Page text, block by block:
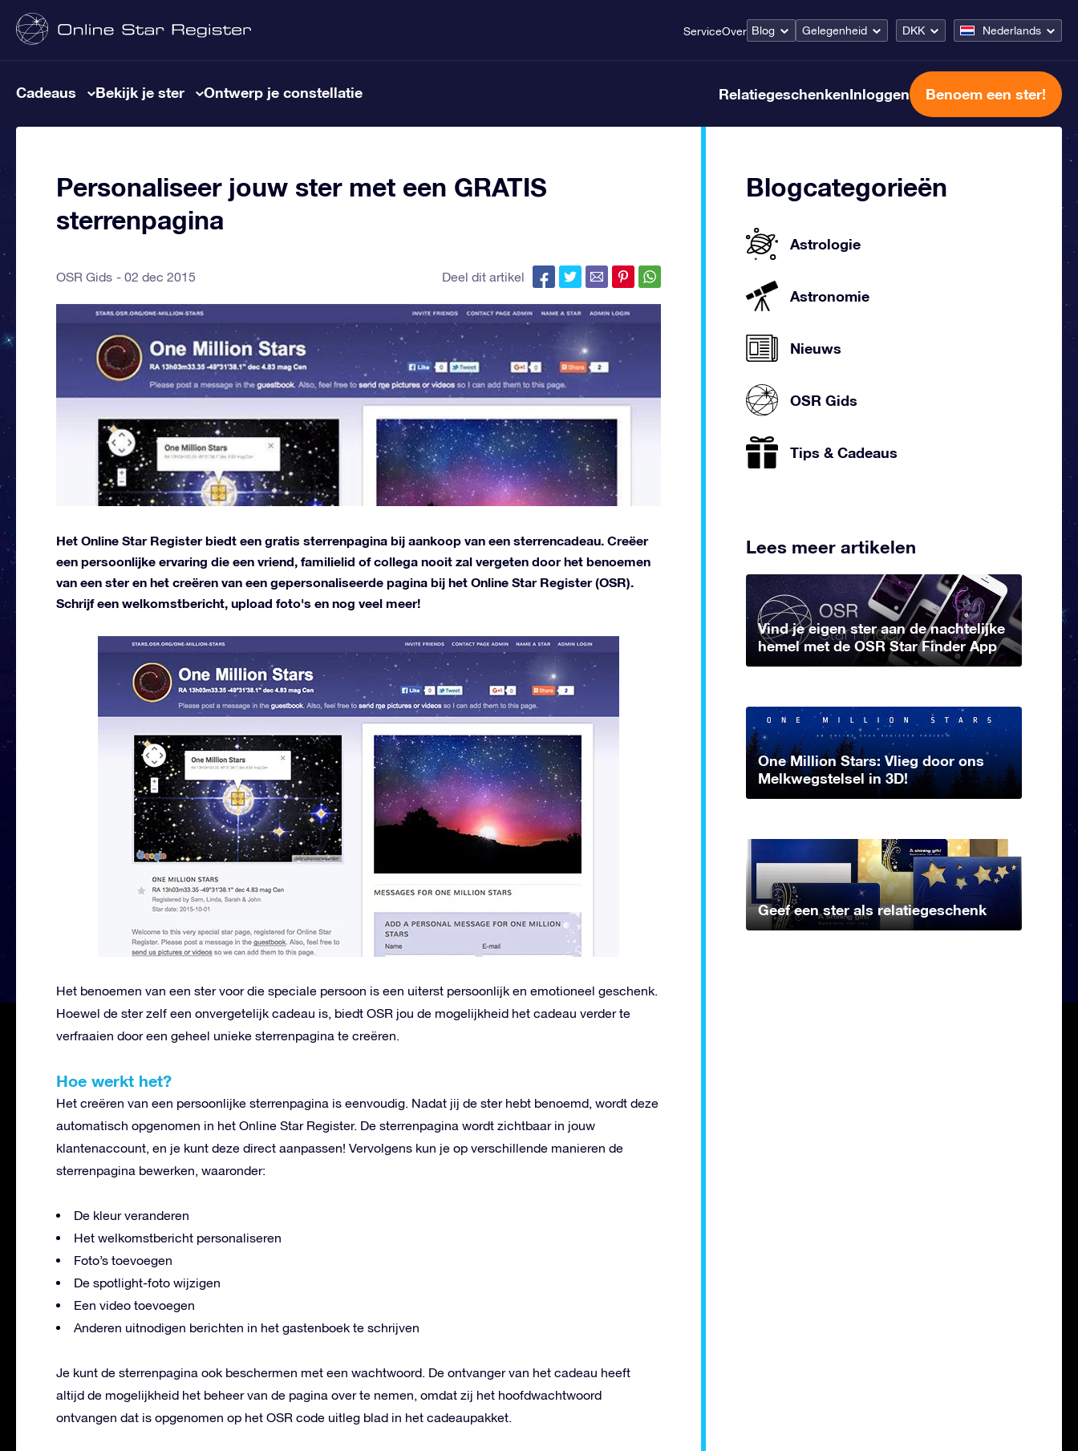
ServiceOver Blog Gelegenheid DKK Nederlands
Cadeaus Bekijk je ster Ontwerp je constellatie RelatiegeschenkenInloggen Benoem een ster!
Personaliseer jouw ster met een GRATIS
sterrenpagina
OSR Gids 02 dec 2015 Deel dit artikel
Het Online Star Register biedt een gratis sterrenpagina bij aankoop van een sterrencadeau. Creëer
een persoonlijke ervaring die een vriend, familielid of collega nooit zal vergeten door het benoemen
van een ster en het creëren van een gepersonaliseerde pagina bij het Online Star Register (OSR).
Schrijf een welkomstbericht, upload foto's en nog veel meer!
Het benoemen van een ster voor die speciale persoon is een uiterst persoonlijk en emotioneel geschenk.
Hoewel de ster zelf een onvergetelijk cadeau is, biedt OSR jou de mogelijkheid het cadeau verder te
verfraaien door een geheel unieke sterrenpagina te creëren.
Hoe werkt het?
Het creëren van een persoonlijke sterrenpagina is eenvoudig. Nadat jij de ster hebt benoemd, wordt deze
automatisch opgenomen in het Online Star Register. De sterrenpagina wordt zichtbaar in jouw
klantenaccount, en je kunt deze direct aanpassen! Vervolgens kun je op verschillende manieren de
sterrenpagina bewerken, waaronder:
De kleur veranderen
Het welkomstbericht personaliseren
Foto’s toevoegen
De spotlight-foto wijzigen
Een video toevoegen
Anderen uitnodigen berichten in het gastenboek te schrijven
Je kunt de sterrenpagina ook beschermen met een wachtwoord. De ontvanger van het cadeau heeft
altijd de mogelijkheid het beheer van de pagina over te nemen, omdat zij het hoofdwachtwoord
ontvangen dat is opgenomen op het OSR code uitleg blad in het cadeaupakket.
Blogcategorieën
Astrologie
Astronomie
Nieuws
OSR Gids
Tips & Cadeaus
Lees meer artikelen
Vind je eigen ster aan de nachtelijke
hemel met de OSR Star Finder App
One Million Stars: Vlieg door ons
Melkwegstelsel in 3D!
Geef een ster als relatiegeschenk